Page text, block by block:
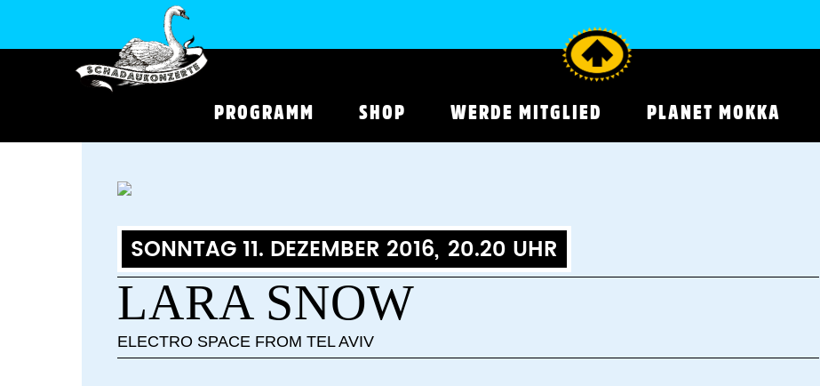
PROGRAMM SHOP WERDE MITGLIED PLANET MOKKA
SONNTAG 11. DEZEMBER 2016, 20.20 UHR
LARA SNOW
ELECTRO SPACE FROM TEL AVIV